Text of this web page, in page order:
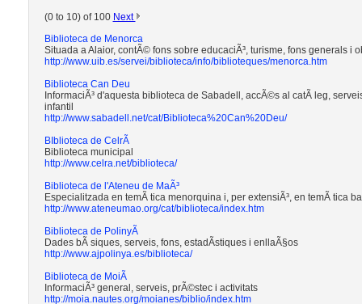
(0 to 10) of 100 Next
Biblioteca de Menorca
Situada a Alaior, contÃ© fons sobre educaciÃ³, turisme, fons generals i
http://www.uib.es/servei/biblioteca/info/biblioteques/menorca.htm
Biblioteca Can Deu
InformaciÃ³ d'aquesta biblioteca de Sabadell, accÃ©s al catÃ leg,
infantil
http://www.sabadell.net/cat/Biblioteca%20Can%20Deu/
BIblioteca de CelrÃ
Biblioteca municipal
http://www.celra.net/biblioteca/
Biblioteca de l'Ateneu de MaÃ³
Especialitzada en temÃ tica menorquina i, per extensiÃ³, en temÃ tica
http://www.ateneumao.org/cat/biblioteca/index.htm
Biblioteca de PolinyÃ
Dades bÃ siques, serveis, fons, estadÃ­stiques i enllaÃ§os
http://www.ajpolinya.es/biblioteca/
Biblioteca de MoiÃ
InformaciÃ³ general, serveis, prÃ©stec i activitats
http://moia.nautes.org/moianes/biblio/index.htm